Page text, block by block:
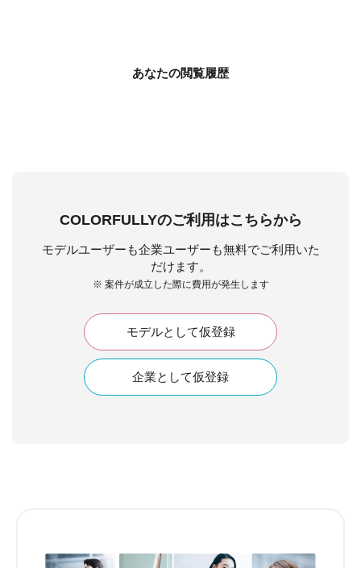
あなたの閲覧履歴
COLORFULLYのご利用はこちらから
モデルユーザーも企業ユーザーも無料でご利用いた
だけます。
※ 案件が成立した際に費用が発生します
モデルとして仮登録
企業として仮登録